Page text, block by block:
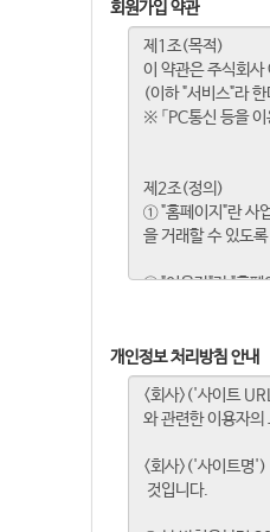
회원가입 약관
개인정보 처리방침 안내